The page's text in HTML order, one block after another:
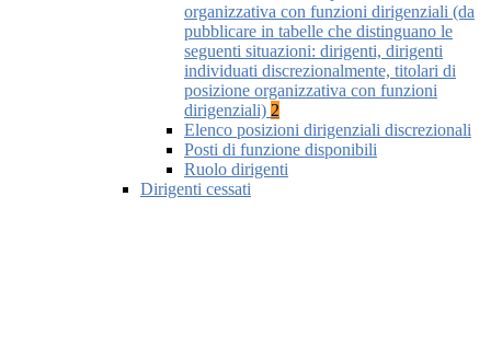
organizzativa con funzioni dirigenziali (da
pubblicare in tabelle che distinguano le
seguenti situazioni: dirigenti, dirigenti
individuati discrezionalmente, titolari di
posizione organizzativa con funzioni
dirigenziali) 2
Elenco posizioni dirigenziali discrezionali
Posti di funzione disponibili
Ruolo dirigenti
Dirigenti cessati